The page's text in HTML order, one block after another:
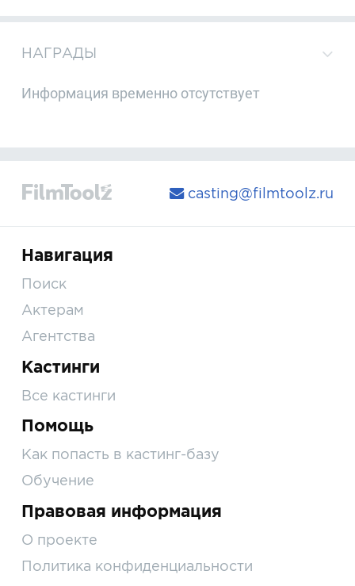
НАГРАДЫ
Информация временно отсутствует
casting@filmtoolz.ru
Навигация
Поиск
Актерам
Агентства
Кастинги
Все кастинги
Помощь
Как попасть в кастинг-базу
Обучение
Правовая информация
О проекте
Политика конфиденциальности